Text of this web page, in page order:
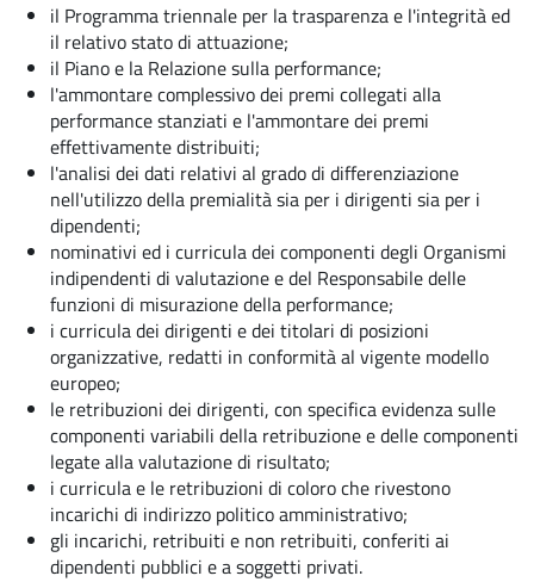
il Programma triennale per la trasparenza e l'integrità ed
il relativo stato di attuazione;
il Piano e la Relazione sulla performance;
l'ammontare complessivo dei premi collegati alla
performance stanziati e l'ammontare dei premi
effettivamente distribuiti;
l'analisi dei dati relativi al grado di differenziazione
nell'utilizzo della premialità sia per i dirigenti sia per i
dipendenti;
nominativi ed i curricula dei componenti degli Organismi
indipendenti di valutazione e del Responsabile delle
funzioni di misurazione della performance;
i curricula dei dirigenti e dei titolari di posizioni
organizzative, redatti in conformità al vigente modello
europeo;
le retribuzioni dei dirigenti, con specifica evidenza sulle
componenti variabili della retribuzione e delle componenti
legate alla valutazione di risultato;
i curricula e le retribuzioni di coloro che rivestono
incarichi di indirizzo politico amministrativo;
gli incarichi, retribuiti e non retribuiti, conferiti ai
dipendenti pubblici e a soggetti privati.